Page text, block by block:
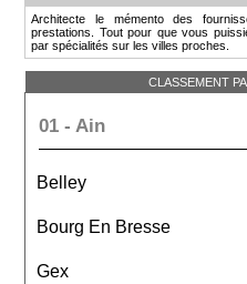
Architecte le mémento des
prestations. Tout pour que vous
par spécialités sur les villes proches.
CLASSEMENT
01 - Ain
Belley
Bourg En Bresse
Gex